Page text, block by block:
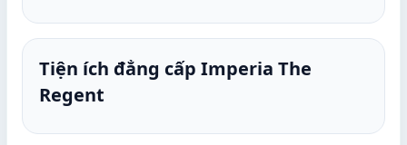
Tiện ích đẳng cấp Imperia The
Regent